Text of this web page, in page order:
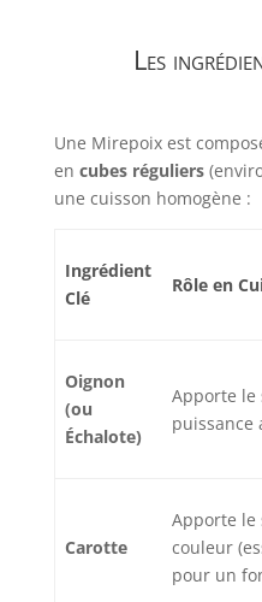
Les
Une Mirepoix est
en cubes réguliers
une cuisson homogène :
Ingrédient
Clé
Rôle en
Oignon
(ou
Échalote)
Apporte le
puissance
Carotte
Apporte le
couleur
pour un